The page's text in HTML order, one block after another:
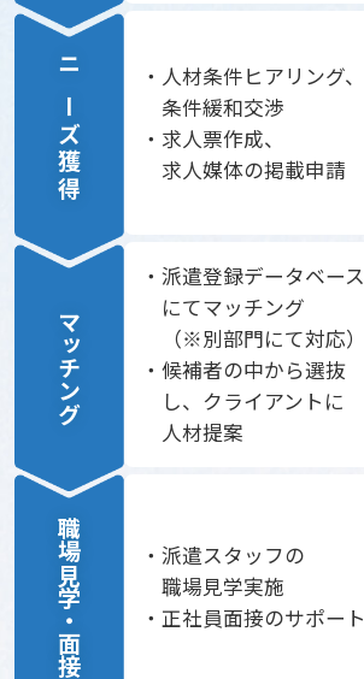
ニーズ獲得
人材条件ヒアリング、
条件緩和交渉
求人票作成、
求人媒体の掲載申請
マッチング
派遣登録データベース
にてマッチング
（※別部門にて対応）
候補者の中から選抜
し、クライアントに
人材提案
職場見学・面接
派遣スタッフの
職場見学実施
正社員面接のサポート